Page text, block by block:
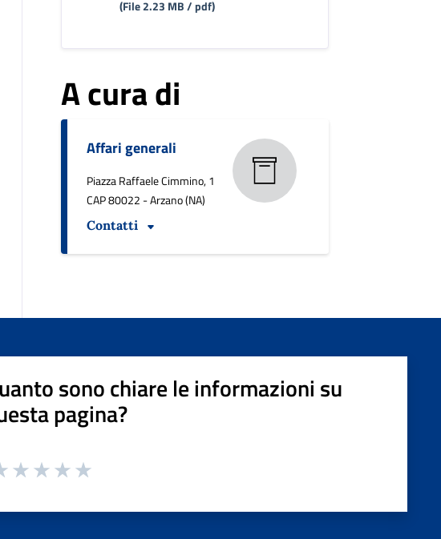
(File 2.23 MB / pdf)
A cura di
Affari generali
Piazza Raffaele Cimmino, 1
CAP 80022 - Arzano (NA)
Contatti
sono chiare le informazioni su
pagina?